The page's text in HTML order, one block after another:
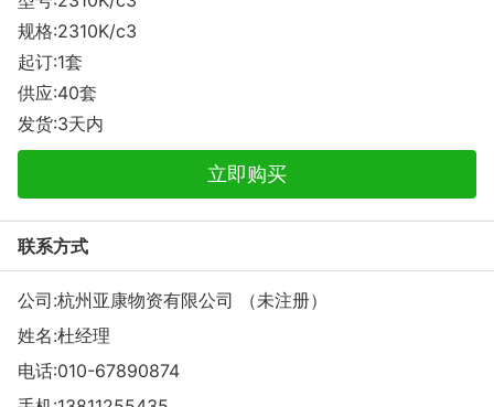
规格:2310K/c3
起订:1套
供应:40套
发货:3天内
立即购买
联系方式
公司:杭州亚康物资有限公司 （未注册）
姓名:杜经理
电话:010-67890874